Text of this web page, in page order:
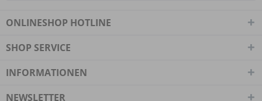
ONLINESHOP HOTLINE
SHOP SERVICE
INFORMATIONEN
NEWSLETTER